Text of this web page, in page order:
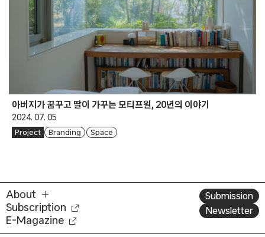
아버지가 꿈꾸고 딸이 가꾸는 모티프원, 20년의 이야기
2024. 07. 05
Project Branding Space
About
Subscription
E-Magazine
Submission
Newsletter